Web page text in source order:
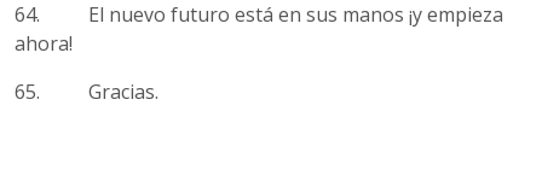
64. El nuevo futuro está en sus manos ¡y empieza
ahora!
65. Gracias.